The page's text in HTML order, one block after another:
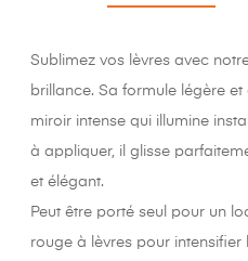
Sublimez vos lèvres avec
brillance. Sa formule légère
miroir intense qui illumine
à appliquer, il glisse
et élégant.
Peut être porté seul pour un
rouge à lèvres pour